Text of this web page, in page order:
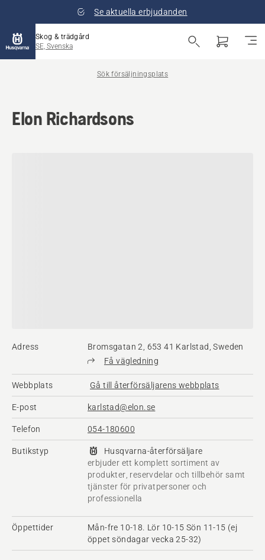
Se aktuella erbjudanden
Skog & trädgård
SE, Svenska
Sök försäljningsplats
Elon Richardsons
Adress
Bromsgatan 2, 653 41 Karlstad, Sweden
Få vägledning
Webbplats Gå till återförsäljarens webbplats
E-post karlstad@elon.se
Telefon 054-180600
Butikstyp
Husqvarna-återförsäljare
erbjuder ett komplett sortiment av
produkter, reservdelar och tillbehör samt
tjänster för privatpersoner och
professionella
Öppettider
Mån-fre 10-18. Lör 10-15 Sön 11-15 (ej
öppet söndagar vecka 25-32)